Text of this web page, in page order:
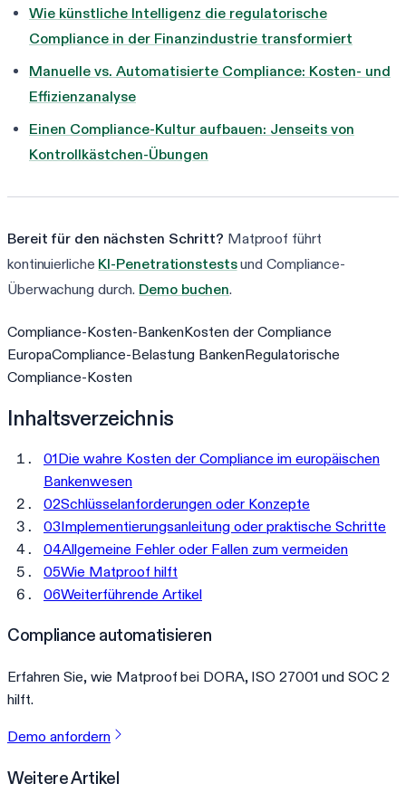
Wie künstliche Intelligenz die regulatorische
Compliance in der Finanzindustrie transformiert
Manuelle vs. Automatisierte Compliance: Kosten- und
Effizienzanalyse
Einen Compliance-Kultur aufbauen: Jenseits von
Kontrollkästchen-Übungen
Bereit für den nächsten Schritt? Matproof führt
kontinuierliche KI-Penetrationstestsund Compliance-
Überwachung durch. Demo buchen.
Compliance-Kosten-BankenKosten der Compliance
EuropaCompliance-Belastung BankenRegulatorische
Compliance-Kosten
Inhaltsverzeichnis
01Die wahre Kosten der Compliance im europäischen
Bankenwesen
02Schlüsselanforderungen oder Konzepte
03Implementierungsanleitung oder praktische Schritte
04Allgemeine Fehler oder Fallen zum vermeiden
05Wie Matproof hilft
06Weiterführende Artikel
Compliance automatisieren
Erfahren Sie, wie Matproof bei DORA, ISO 27001 und SOC 2
hilft.
Demo anfordern
Weitere Artikel